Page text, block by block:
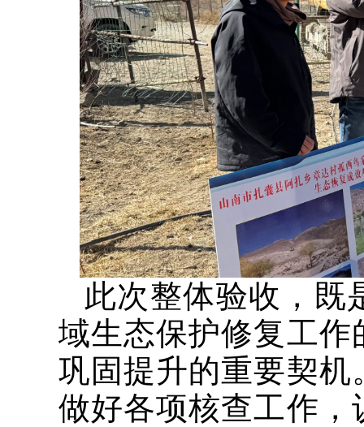
此次整体验收，既
域生态保护修复工
巩固提升的重要契
做好各项核查工作